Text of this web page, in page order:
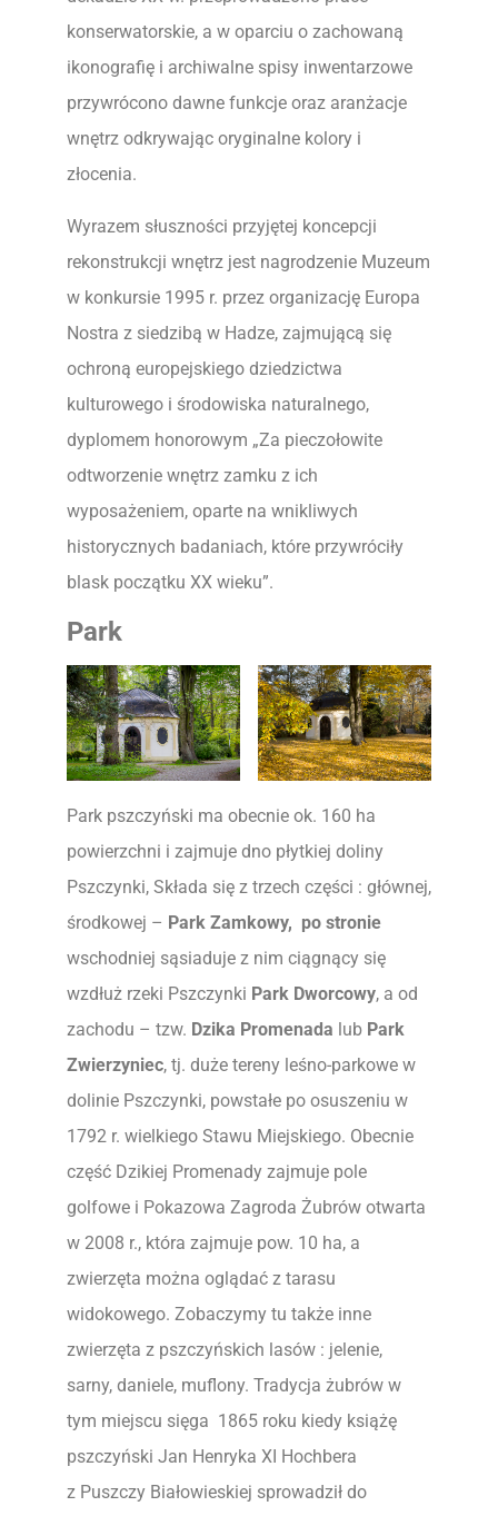
konserwatorskie, a w oparciu o zachowaną
ikonografię i archiwalne spisy inwentarzowe
przywrócono dawne funkcje oraz aranżacje
wnętrz odkrywając oryginalne kolory i
złocenia.
Wyrazem słuszności przyjętej koncepcji
rekonstrukcji wnętrz jest nagrodzenie Muzeum
w konkursie 1995 r. przez organizację Europa
Nostra z siedzibą w Hadze, zajmującą się
ochroną europejskiego dziedzictwa
kulturowego i środowiska naturalnego,
dyplomem honorowym „Za pieczołowite
odtworzenie wnętrz zamku z ich
wyposażeniem, oparte na wnikliwych
historycznych badaniach, które przywróciły
blask początku XX wieku”.
Park
Park pszczyński ma obecnie ok. 160 ha
powierzchni i zajmuje dno płytkiej doliny
Pszczynki, Składa się z trzech części : głównej,
środkowej – Park Zamkowy, po stronie
wschodniej sąsiaduje z nim ciągnący się
wzdłuż rzeki Pszczynki Park Dworcowy, a od
zachodu – tzw. Dzika Promenada lub Park
Zwierzyniec, tj. duże tereny leśno-parkowe w
dolinie Pszczynki, powstałe po osuszeniu w
1792 r. wielkiego Stawu Miejskiego. Obecnie
część Dzikiej Promenady zajmuje pole
golfowe i Pokazowa Zagroda Żubrów otwarta
w 2008 r., która zajmuje pow. 10 ha, a
zwierzęta można oglądać z tarasu
widokowego. Zobaczymy tu także inne
zwierzęta z pszczyńskich lasów : jelenie,
sarny, daniele, muflony. Tradycja żubrów w
tym miejscu sięga 1865 roku kiedy książę
pszczyński Jan Henryka XI Hochbera
z Puszczy Białowieskiej sprowadził do